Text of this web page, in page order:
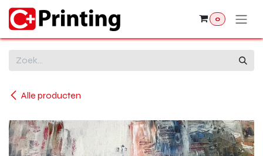
Overslaan naar inhoud
0
Alle producten